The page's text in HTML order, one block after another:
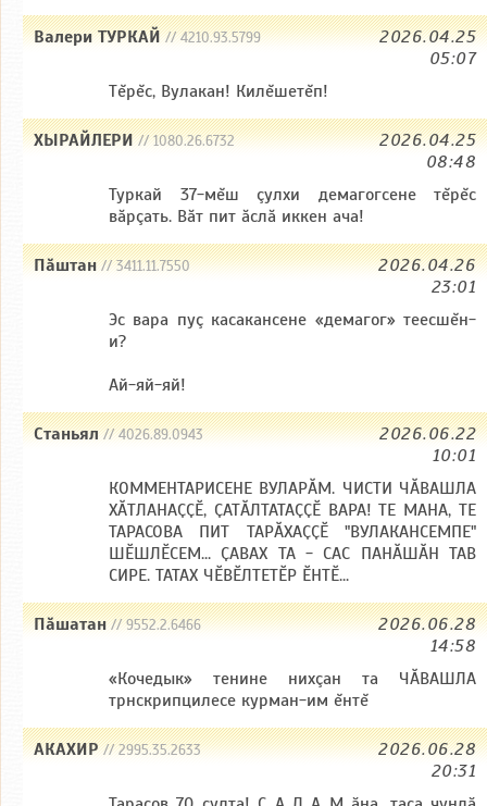
Валери ТУРКАЙ// 4210.93.5799
2026.04.25
05:07
Тĕрĕс, Вулакан! Килĕшетĕп!
ХЫРАЙЛЕРИ// 1080.26.6732
2026.04.25
08:48
Туркай 37-мĕш çулхи демагогсене тĕрĕс
вăрçать. Вăт пит ăслă иккен ача!
Пăштан// 3411.11.7550
2026.04.26
23:01
Эс вара пуç касакансене «демагог» теесшĕн-
и?
Ай-яй-яй!
Станьял// 4026.89.0943
2026.06.22
10:01
КОММЕНТАРИСЕНЕ ВУЛАРӐМ. ЧИСТИ ЧӐВАШЛА
ХӐТЛАНАҪҪӖ, ҪАТӐЛТАТАҪҪӖ ВАРА! ТЕ МАНА, ТЕ
ТАРАСОВА ПИТ ТАРӐХАҪҪӖ "ВУЛАКАНСЕМПЕ"
ШӖШЛӖСЕМ... ҪАВАХ ТА - САС ПАНӐШӐН ТАВ
СИРЕ. ТАТАХ ЧӖВӖЛТЕТӖР ӖНТӖ...
Пăшатан// 9552.2.6466
2026.06.28
14:58
«Кочедык» тенине нихçан та ЧӐВАШЛА
трнскрипцилесе курман-им ĕнтĕ
АКАХИР// 2995.35.2633
2026.06.28
20:31